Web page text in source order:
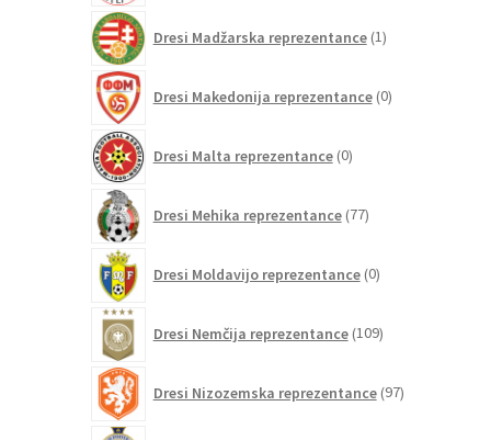
Dresi Madžarska reprezentance 1izdelek
Dresi Makedonija reprezentance 0izdelkov
Dresi Malta reprezentance 0izdelkov
Dresi Mehika reprezentance 77izdelkov
Dresi Moldavijo reprezentance 0izdelkov
Dresi Nemčija reprezentance 109izdelkov
Dresi Nizozemska reprezentance 97izdelkov